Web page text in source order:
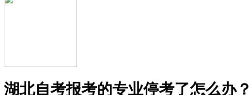
湖北自考报考的专业停考了怎么办？